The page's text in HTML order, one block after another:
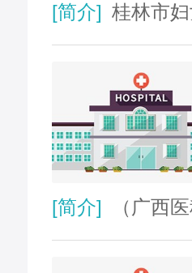
[简介] 桂林市妇
[简介] （广西